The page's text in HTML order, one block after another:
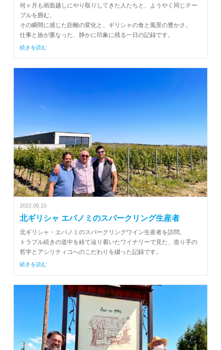
何ヶ月も画面越しにやり取りしてきた人たちと、ようやく同じテー
ブルを囲む。
その瞬間に感じた距離の変化と、ギリシャの食と風景の豊かさ。
仕事と旅が重なった、静かに印象に残る一日の記録です。
続きを読む
2022.08.10
北ギリシャ エパノミのスパークリング生産者
北ギリシャ・エパノミのスパークリングワイン生産者を訪問。
トラブル続きの道中を経て辿り着いたワイナリーで見た、造り手の
哲学とアシリティコへのこだわりを綴った記録です。
続きを読む